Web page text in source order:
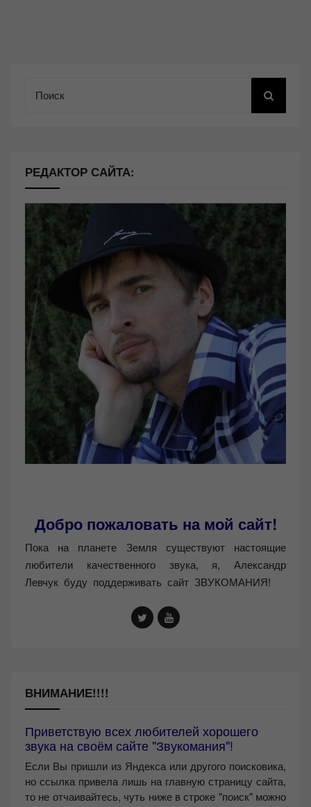
РЕДАКТОР САЙТА:
Добро пожаловать на мой сайт!
Пока на планете Земля существуют настоящие
любители качественного звука, я, Александр
Левчук буду поддерживать сайт ЗВУКОМАНИЯ!
ВНИМАНИЕ!!!!
Приветствую всех любителей хорошего
звука на своём сайте "Звукомания"!
Если Вы пришли из Яндекса или другого поисковика,
но ссылка привела лишь на главную страницу сайта,
то не отчаивайтесь, чуть ниже в строке "поиск" можно